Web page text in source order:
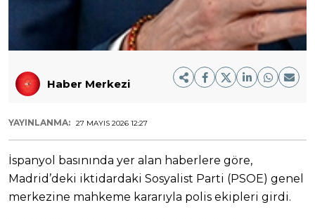
Haber Merkezi
YAYINLANMA: 27 MAYIS 2026 12:27
İspanyol basınında yer alan haberlere göre,
Madrid’deki iktidardaki Sosyalist Parti (PSOE) genel
merkezine mahkeme kararıyla polis ekipleri girdi.